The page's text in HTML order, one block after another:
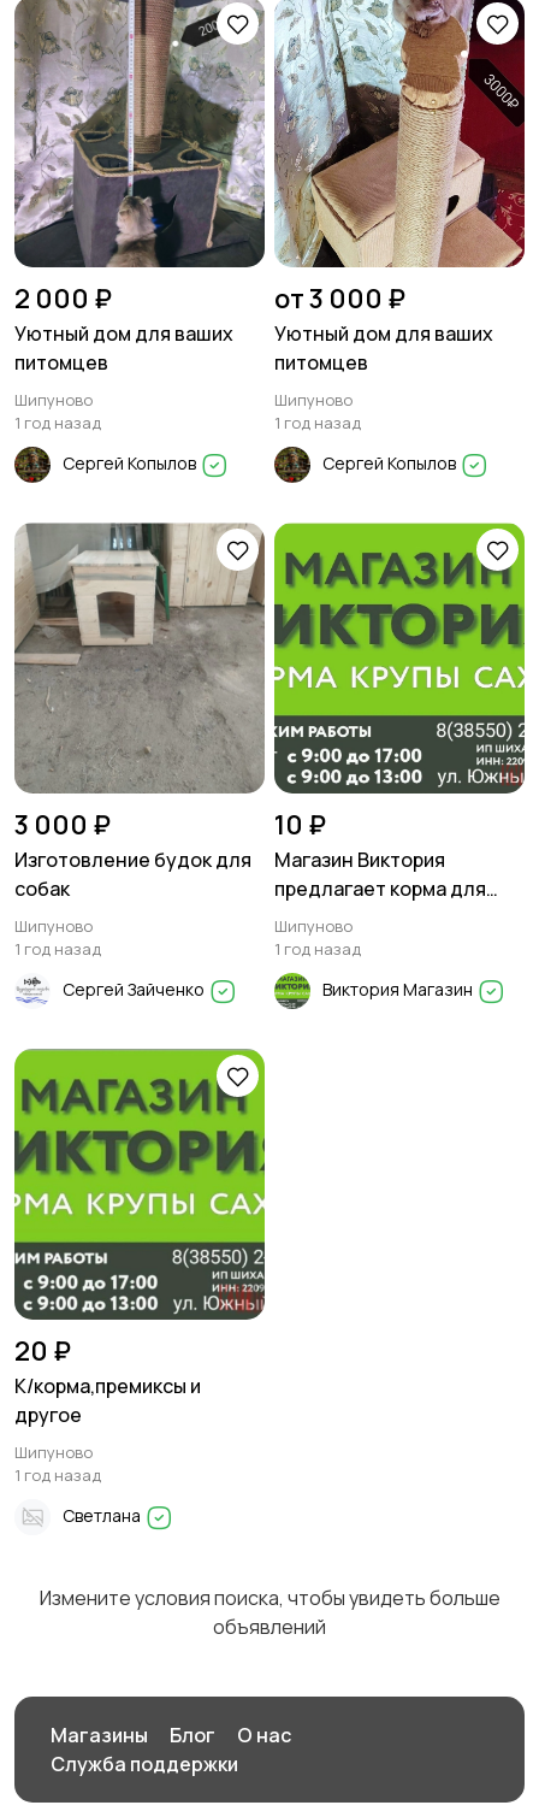
2 000 ₽
Уютный дом для ваших
питомцев
Шипуново
1 год назад
Сергей Копылов
от 3 000 ₽
Уютный дом для ваших
питомцев
Шипуново
1 год назад
Сергей Копылов
3 000 ₽
Изготовление будок для
собак
Шипуново
1 год назад
Сергей Зайченко
10 ₽
Магазин Виктория
предлагает корма для
цыплят, свиней, кроликов
Шипуново
1 год назад
Виктория Магазин
20 ₽
К/корма,премиксы и
другое
Шипуново
1 год назад
Светлана
Измените условия поиска, чтобы увидеть больше
объявлений
Магазины Блог
О нас
Служба поддержки